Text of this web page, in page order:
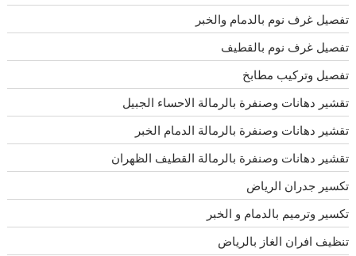
تفصيل غرف نوم بالدمام والخبر
تفصيل غرف نوم بالقطيف
تفصيل وتركيب مطابخ
تقشير دهانات وصنفرة بالرمالة الاحساء الجبيل
تقشير دهانات وصنفرة بالرمالة الدمام الخبر
تقشير دهانات وصنفرة بالرمالة القطيف الظهران
تكسير جدران الرياض
تكسير وترميم بالدمام و الخبر
تنظيف افران الغاز بالرياض